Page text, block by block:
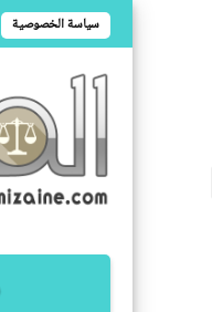
سياسة الخصوصية